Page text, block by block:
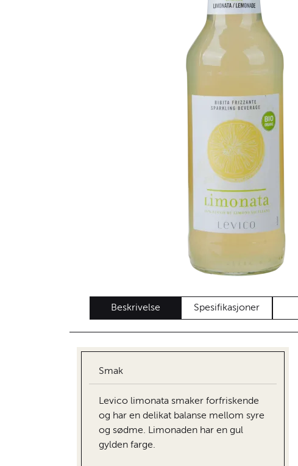
Beskrivelse Spesifikasjoner
Smak
Levico limonata smaker forfriskende
og har en delikat balanse mellom syre
og sødme. Limonaden har en gul
gylden farge.